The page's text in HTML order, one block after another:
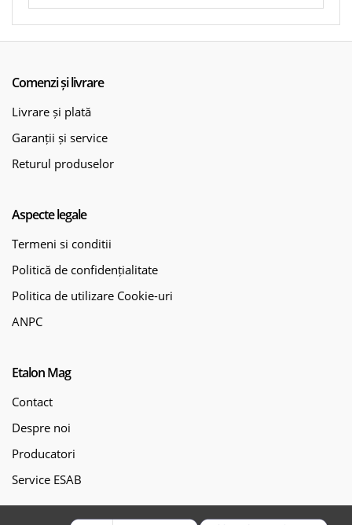
Comenzi și livrare
Livrare și plată
Garanții și service
Returul produselor
Aspecte legale
Termeni si conditii
Politică de confidențialitate
Politica de utilizare Cookie-uri
ANPC
Etalon Mag
Contact
Despre noi
Producatori
Service ESAB